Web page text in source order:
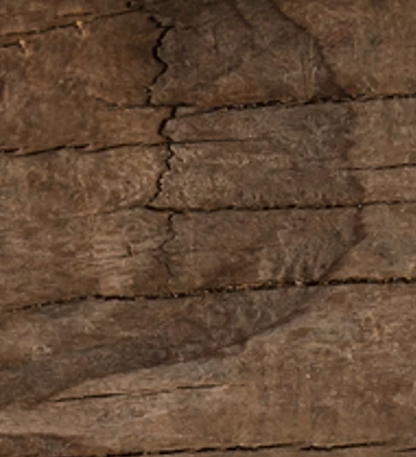
с мыслями,
Полезен для очищения
организма, хорошее
правильному питанию,
укрепляет иммунитет.
Шен пуэр – чай, для
качество сырья, и
становится мягче,
Купажи солидной
дороже, но и молодые
Прозрачный настой
глубоким и ровным
мощный, бархатный.
трав, цветов, сушеного
Удивляет на каждом
заваривается,
послевкусие.
Лимитированная
Обладает